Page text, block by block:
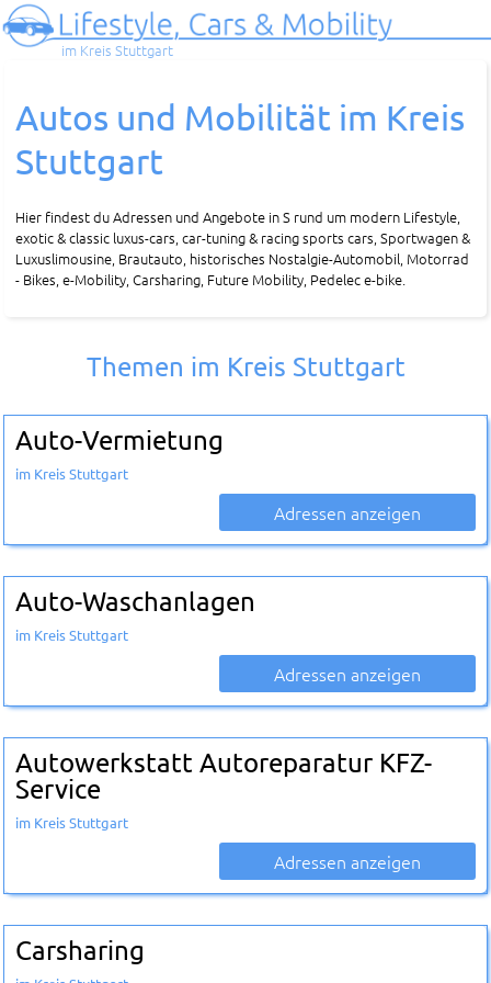
im Kreis Stuttgart
Autos und Mobilität im Kreis
Stuttgart
Hier findest du Adressen und Angebote in S rund um modern Lifestyle,
exotic & classic luxus-cars, car-tuning & racing sports cars, Sportwagen &
Luxuslimousine, Brautauto, historisches Nostalgie-Automobil, Motorrad
- Bikes, e-Mobility, Carsharing, Future Mobility, Pedelec e-bike.
Themen im Kreis Stuttgart
Auto-Vermietung
im Kreis Stuttgart
Adressen anzeigen
Auto-Waschanlagen
im Kreis Stuttgart
Adressen anzeigen
Autowerkstatt Autoreparatur KFZ-
Service
im Kreis Stuttgart
Adressen anzeigen
Carsharing